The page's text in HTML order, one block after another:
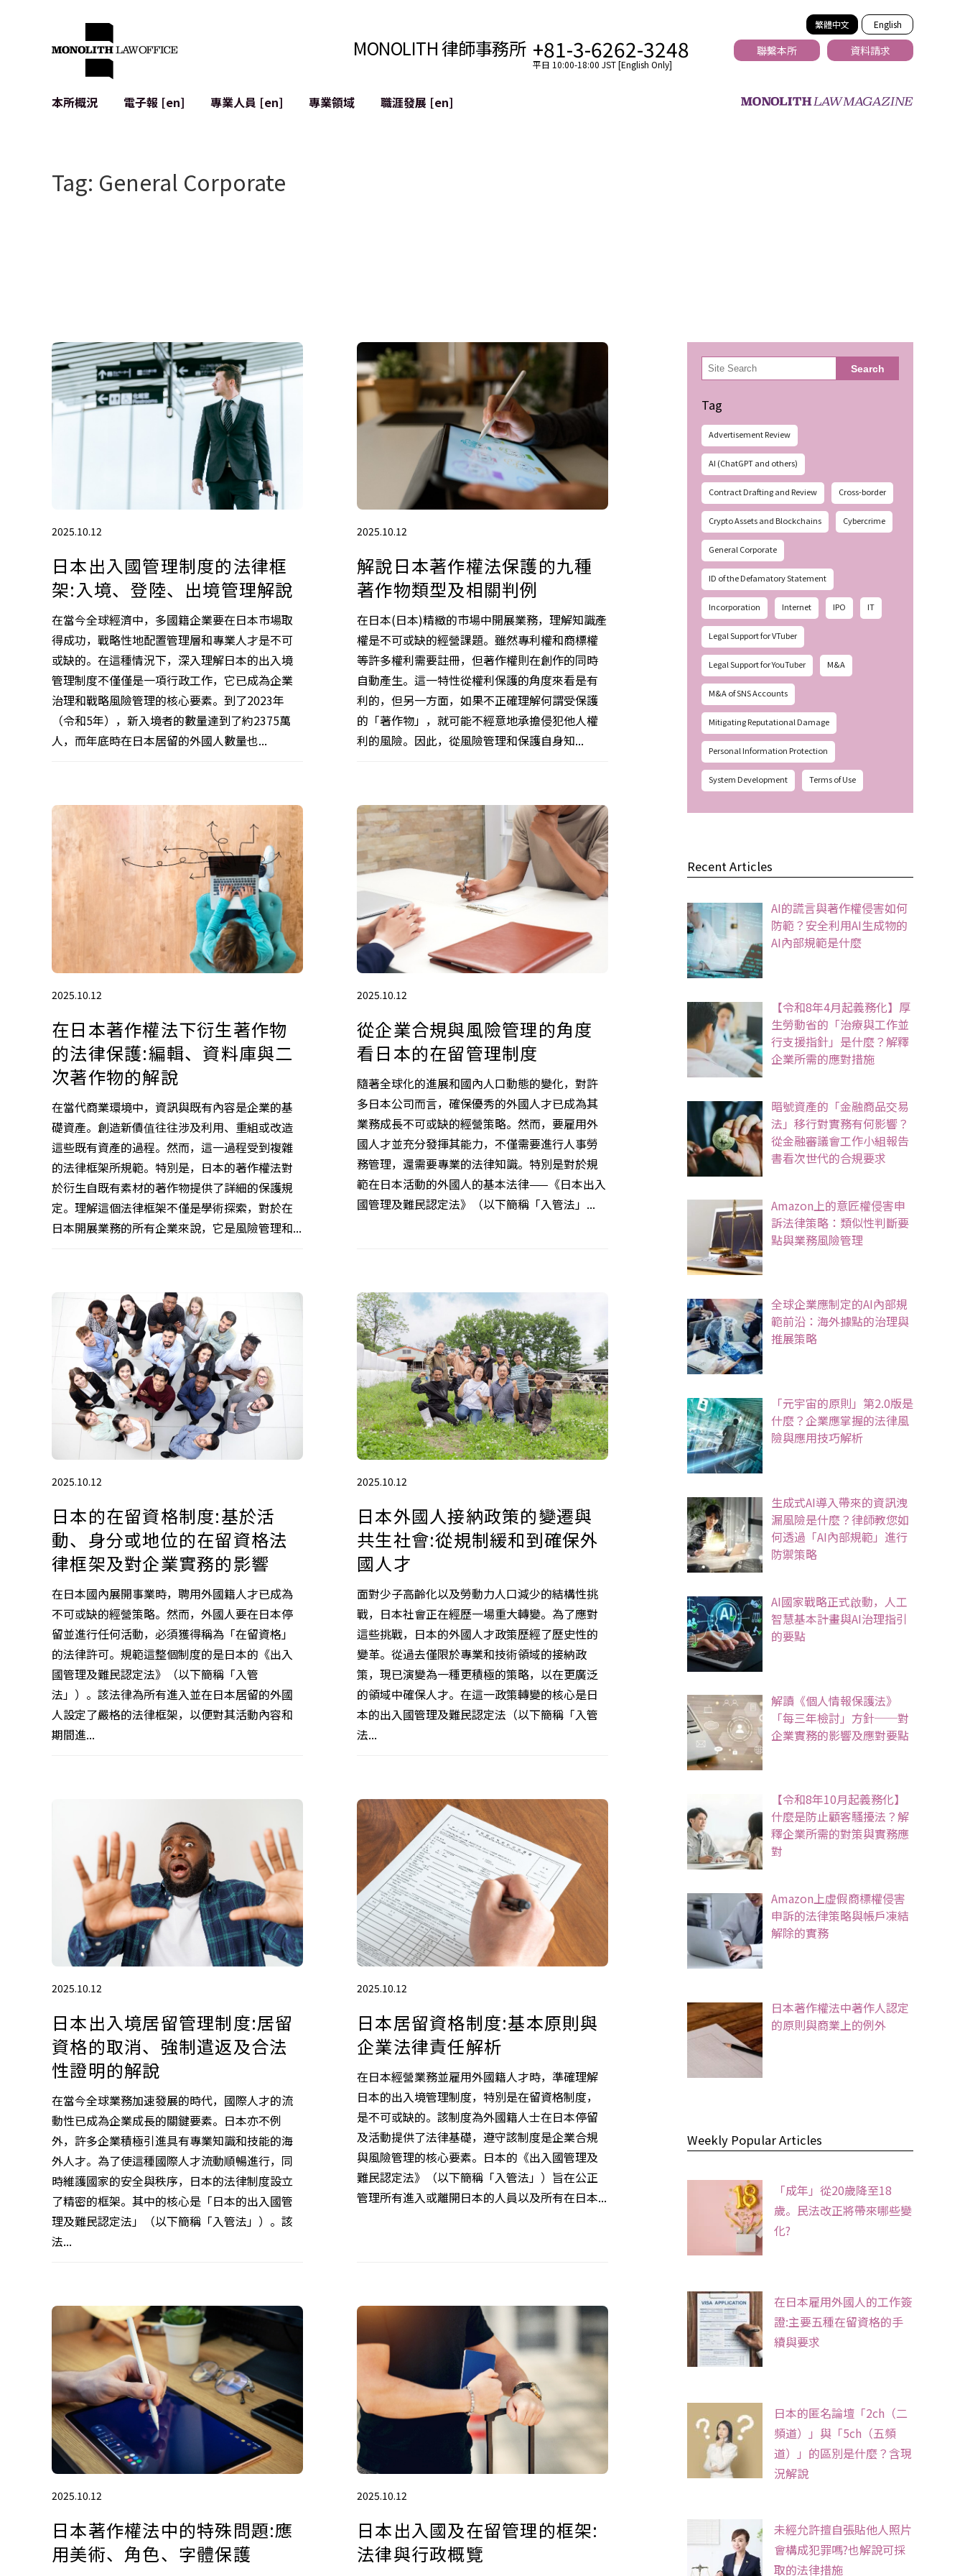
繁體中文 English
MONOLITH 律師事務所 +81-3-6262-3248
平日 10:00-18:00 JST [English Only]
聯繫本所 資料請求
本所概況
全球合作夥伴聯盟 [en]
本所位置
電子報 [en] 專業人員 [en]
專業領域
併購 (M&A)
日本的IPO
使用條款
加密資產與區塊鏈
職涯發展 [en]
Tag: General Corporate
2025.10.12
日本出入國管理制度的法律框
架:入境、登陸、出境管理解說
在當今全球經濟中，多國籍企業要在日本市場取
得成功，戰略性地配置管理層和專業人才是不可
或缺的。在這種情況下，深入理解日本的出入境
管理制度不僅僅是一項行政工作，它已成為企業
治理和戰略風險管理的核心要素。到了2023年
（令和5年），新入境者的數量達到了約2375萬
人，而年底時在日本居留的外國人數量也...
2025.10.12
解說日本著作權法保護的九種
著作物類型及相關判例
在日本(日本)精緻的市場中開展業務，理解知識產
權是不可或缺的經營課題。雖然專利權和商標權
等許多權利需要註冊，但著作權則在創作的同時
自動產生。這一特性從權利保護的角度來看是有
利的，但另一方面，如果不正確理解何謂受保護
的「著作物」，就可能不經意地承擔侵犯他人權
利的風險。因此，從風險管理和保護自身知...
2025.10.12
在日本著作權法下衍生著作物
的法律保護:編輯、資料庫與二
次著作物的解說
在當代商業環境中，資訊與既有內容是企業的基
礎資產。創造新價值往往涉及利用、重組或改造
這些既有資產的過程。然而，這一過程受到複雜
的法律框架所規範。特別是，日本的著作權法對
於衍生自既有素材的著作物提供了詳細的保護規
定。理解這個法律框架不僅是學術探索，對於在
日本開展業務的所有企業來說，它是風險管理和...
2025.10.12
從企業合規與風險管理的角度
看日本的在留管理制度
隨著全球化的進展和國內人口動態的變化，對許
多日本公司而言，確保優秀的外國人才已成為其
業務成長不可或缺的經營策略。然而，要雇用外
國人才並充分發揮其能力，不僅需要進行人事勞
務管理，還需要專業的法律知識。特別是對於規
範在日本活動的外國人的基本法律——《日本出入
國管理及難民認定法》（以下簡稱「入管法」...
2025.10.12
日本的在留資格制度:基於活
動、身分或地位的在留資格法
律框架及對企業實務的影響
在日本國內展開事業時，聘用外國籍人才已成為
不可或缺的經營策略。然而，外國人要在日本停
留並進行任何活動，必須獲得稱為「在留資格」
的法律許可。規範這整個制度的是日本的《出入
國管理及難民認定法》（以下簡稱「入管
法」）。該法律為所有進入並在日本居留的外國
人設定了嚴格的法律框架，以便對其活動內容和
期間進...
2025.10.12
日本外國人接納政策的變遷與
共生社會:從規制緩和到確保外
國人才
面對少子高齡化以及勞動力人口減少的結構性挑
戰，日本社會正在經歷一場重大轉變。為了應對
這些挑戰，日本的外國人才政策歷經了歷史性的
變革。從過去僅限於專業和技術領域的接納政
策，現已演變為一種更積極的策略，以在更廣泛
的領域中確保人才。在這一政策轉變的核心是日
本的出入國管理及難民認定法（以下簡稱「入管
法...
2025.10.12
日本出入境居留管理制度:居留
資格的取消、強制遣返及合法
性證明的解說
在當今全球業務加速發展的時代，國際人才的流
動性已成為企業成長的關鍵要素。日本亦不例
外，許多企業積極引進具有專業知識和技能的海
外人才。為了使這種國際人才流動順暢進行，同
時維護國家的安全與秩序，日本的法律制度設立
了精密的框架。其中的核心是「日本的出入國管
理及難民認定法」（以下簡稱「入管法」）。該
法...
2025.10.12
日本居留資格制度:基本原則與
企業法律責任解析
在日本經營業務並雇用外國籍人才時，準確理解
日本的出入境管理制度，特別是在留資格制度，
是不可或缺的。該制度為外國籍人士在日本停留
及活動提供了法律基礎，遵守該制度是企業合規
與風險管理的核心要素。日本的《出入國管理及
難民認定法》（以下簡稱「入管法」）旨在公正
管理所有進入或離開日本的人員以及所有在日本...
2025.10.12
日本著作權法中的特殊問題:應
用美術、角色、字體保護
2025.10.12
日本出入國及在留管理的框架:
法律與行政概覽
検
索 Search
Tag
Advertisement Review
AI (ChatGPT and others)
Contract Drafting and Review Cross-border
Crypto Assets and Blockchains Cybercrime
General Corporate
ID of the Defamatory Statement
Incorporation Internet IPO IT
Legal Support for VTuber
Legal Support for YouTuber M&A
M&A of SNS Accounts
Mitigating Reputational Damage
Personal Information Protection
System Development Terms of Use
Recent Articles
AI的謊言與著作權侵害如何
防範？安全利用AI生成物的
AI內部規範是什麼
【令和8年4月起義務化】厚
生勞動省的「治療與工作並
行支援指針」是什麼？解釋
企業所需的應對措施
暗號資產的「金融商品交易
法」移行對實務有何影響？
從金融審議會工作小組報告
書看次世代的合規要求
Amazon上的意匠權侵害申
訴法律策略：類似性判斷要
點與業務風險管理
全球企業應制定的AI內部規
範前沿：海外據點的治理與
推展策略
「元宇宙的原則」第2.0版是
什麼？企業應掌握的法律風
險與應用技巧解析
生成式AI導入帶來的資訊洩
漏風險是什麼？律師教您如
何透過「AI內部規範」進行
防禦策略
AI國家戰略正式啟動，人工
智慧基本計畫與AI治理指引
的要點
解讀《個人情報保護法》
「每三年檢討」方針──對
企業實務的影響及應對要點
【令和8年10月起義務化】
什麼是防止顧客騷擾法？解
釋企業所需的對策與實務應
對
Amazon上虛假商標權侵害
申訴的法律策略與帳戶凍結
解除的實務
日本著作權法中著作人認定
的原則與商業上的例外
Weekly Popular Articles
「成年」從20歲降至18
歲。民法改正將帶來哪些變
化?
在日本雇用外國人的工作簽
證:主要五種在留資格的手
續與要求
日本的匿名論壇「2ch（二
頻道）」與「5ch（五頻
道）」的區別是什麼？含現
況解說
未經允許擅自張貼他人照片
會構成犯罪嗎?也解說可採
取的法律措施